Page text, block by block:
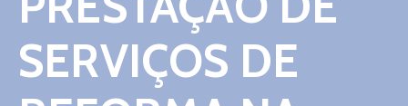
SERVIÇOS DE